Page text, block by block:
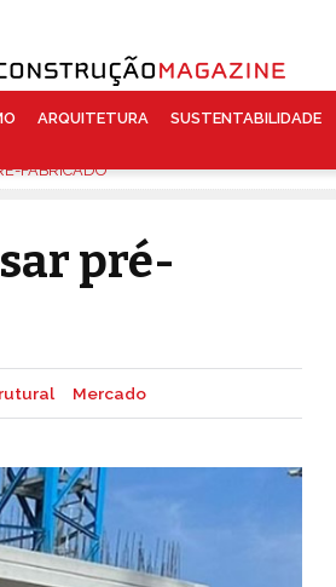
ARQUITETURA
SUSTENTABILIDADE
FABRICADO
pré-
Mercado